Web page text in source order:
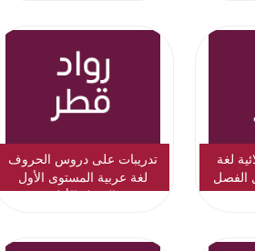
لغة
الفصل
تدريبات على دروس الحروف
لغة عربية المستوى الأول